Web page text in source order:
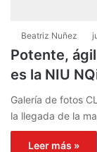
Beatriz Nuñez
Potente,
es la NIU
Galería de fotos
la llegada de la
Leer más »